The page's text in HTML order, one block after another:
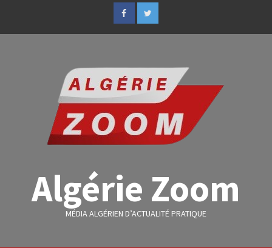
Algérie Zoom
MÉDIA ALGÉRIEN D’ACTUALITÉ PRATIQUE